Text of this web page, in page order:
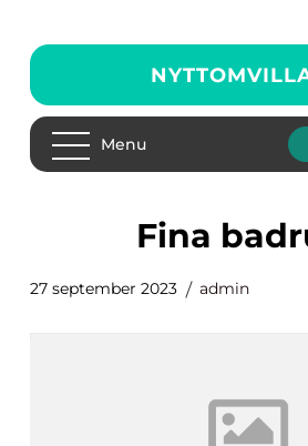
Menu
fina
27 september 2023 admin